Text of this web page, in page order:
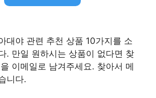
대야 관련 추천 상품 10가지를 소
. 만일 원하시는 상품이 없다면 찾
이메일로 남겨주세요. 찾아서 메
니다.